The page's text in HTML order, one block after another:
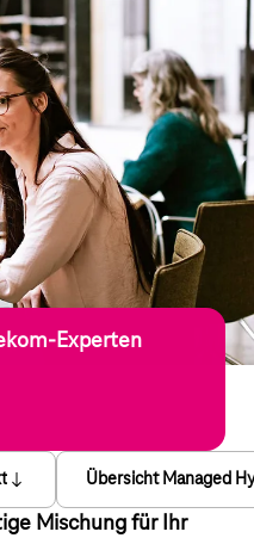
Experten
Übersicht Managed
Mischung für Ihr